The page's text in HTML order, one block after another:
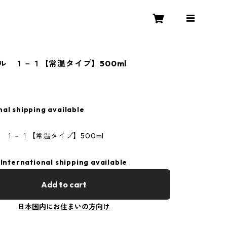
１－１【常温タイプ】500ml
shipping available
－１【常温タイプ】500ml
International shipping available
Add to cart
日本国内にお住まいの方向け